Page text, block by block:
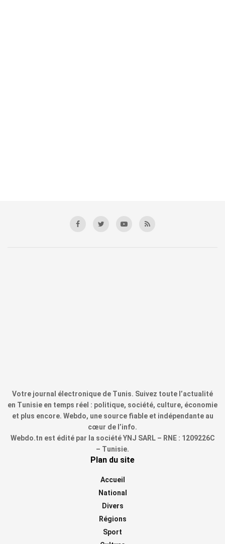
Votre journal électronique de Tunis. Suivez toute l’actualité
en Tunisie en temps réel : politique, société, culture, économie
et plus encore. Webdo, une source fiable et indépendante au
cœur de l’info.
Webdo.tn est édité par la société YNJ SARL – RNE : 1209226C
– Tunisie.
Plan du site
Accueil
National
Divers
Régions
Sport